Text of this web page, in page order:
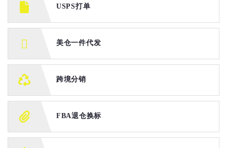
USPS打单
美仓一件代发
跨境分销
FBA退仓换标